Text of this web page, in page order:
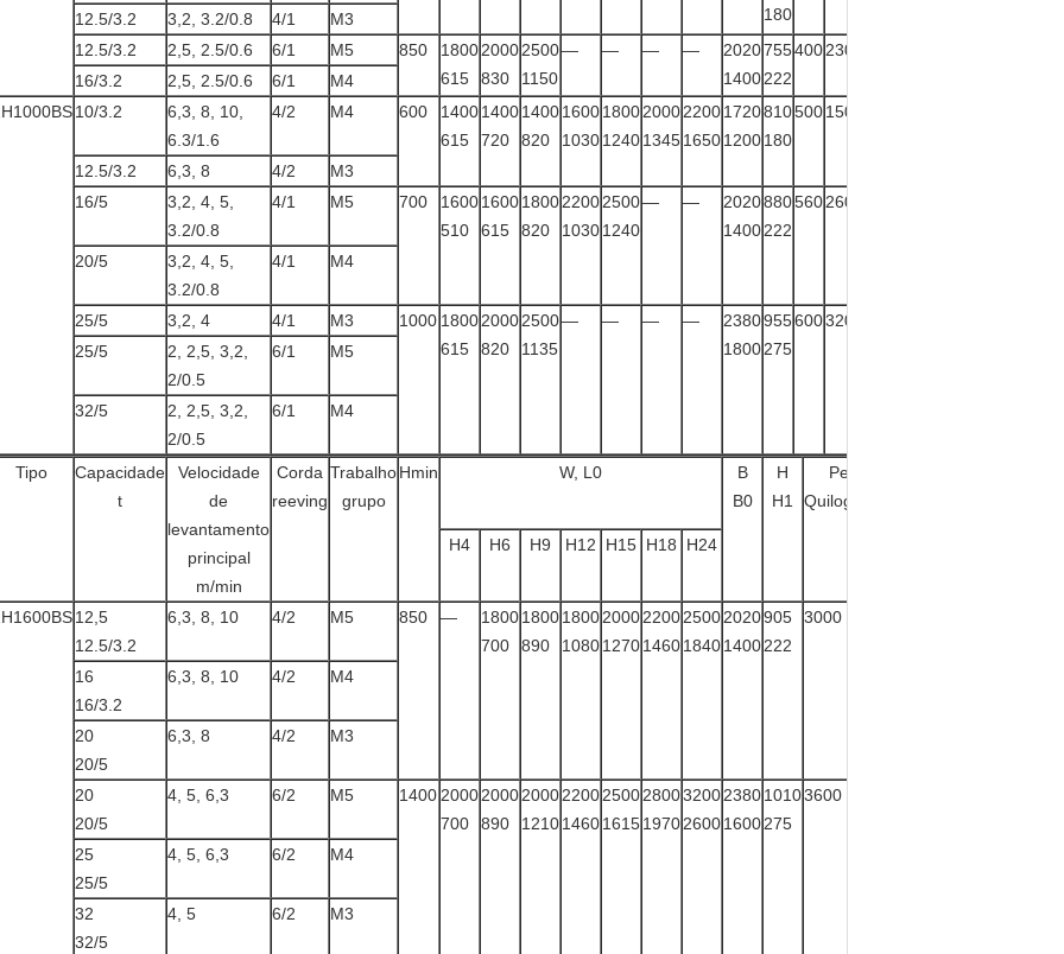
180
12.5/3.2
3,2, 3.2/0.8 4/1
M3
12.5/3.2
2,5, 2.5/0.6 6/1 M5 850
1800
615
2000
830
2500
1150
— — — —
2020
1400
755
222
4002300
16/3.2
2,5, 2.5/0.6 6/1
M4
10/3.2
6,3, 8, 10,
6.3/1.6
4/2 M4 600
1400
615
1400
720
1400
820
1600
1030
1800
1240
2000
1345
2200
1650
1720
1200
810
180
5001500
12.5/3.2 6,3, 8 4/2
M3
16/5
3,2, 4, 5,
3.2/0.8
4/1 M5 700
1600
510
1600
615
1800
820
2200
1030
2500
1240
— —
2020
1400
880
222
5602600
20/5
3,2, 4, 5,
3.2/0.8
4/1 M4
25/5 3,2, 4 4/1 M3 1000 1800
615
2000
820
2500
1135
— — — —
2380
1800
955
275
6003200
25/5
2, 2,5, 3,2,
2/0.5
6/1 M5
32/5
2, 2,5, 3,2,
2/0.5
6/1 M4
Tipo
Capacidade
t
Velocidade
de
levantamento
principal
m/min
Corda
reeving
Trabalho
grupo
Hmin W, L0
B
B0
H
H1
Peso
Quilograma
H4 H6 H9 H12 H15 H18 H24
12,5
12.5/3.2
6,3, 8, 10 4/2 M5 850 —
1800
700
1800
890
1800
1080
2000
1270
2200
1460
2500
1840
2020
1400
905
222
3000
16
16/3.2
6,3, 8, 10 4/2 M4
20
20/5
6,3, 8 4/2 M3
20
20/5
4, 5, 6,3 6/2 M5 14002000
700
2000
890
2000
1210
2200
1460
2500
1615
2800
1970
3200
2600
2380
1600
1010
275
3600
25
25/5
4, 5, 6,3 6/2 M4
32
32/5
4, 5 6/2 M3